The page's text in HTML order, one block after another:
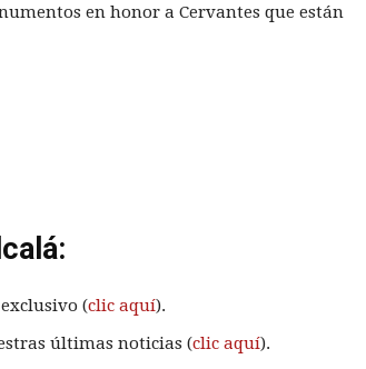
en honor a Cervantes que están
(clic aquí).
últimas noticias (clic aquí).